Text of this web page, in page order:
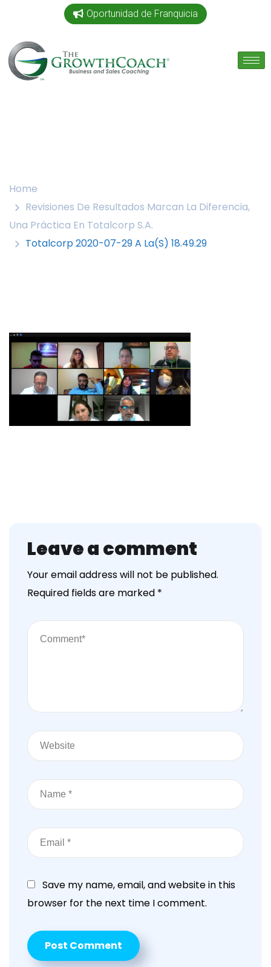
Oportunidad de Franquicia
Home
Revisiones De Resultados Marcan La Diferencia,
Una Práctica En Totalcorp S.A.
Totalcorp 2020-07-29 A La(s) 18.49.29
Leave a comment
Your email address will not be published.
Required fields are marked *
Save my name, email, and website in this
browser for the next time I comment.